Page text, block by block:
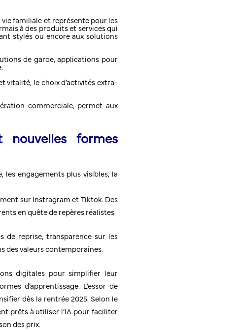
familiale et représente pour les
à des produits et services qui
stylés ou encore aux solutions
de garde, applications pour
vitalité, le choix d’activités extra-
commerciale, permet aux
nouvelles formes
les engagements plus visibles, la
sur Instragram et Tiktok. Des
en quête de repères réalistes.
de reprise, transparence sur les
des valeurs contemporaines.
digitales pour simplifier leur
d’apprentissage. L’essor de
dès la rentrée 2025. Selon le
prêts à utiliser l’IA pour faciliter
des prix.